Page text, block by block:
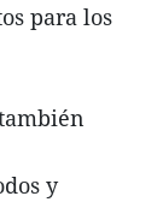
para los
y